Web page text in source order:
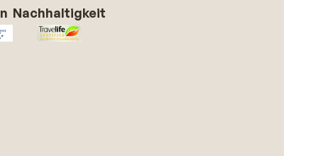
Nachhaltigkeit